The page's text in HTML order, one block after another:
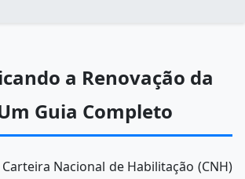
a Renovação da
Guia Completo
Nacional de Habilitação (CNH)